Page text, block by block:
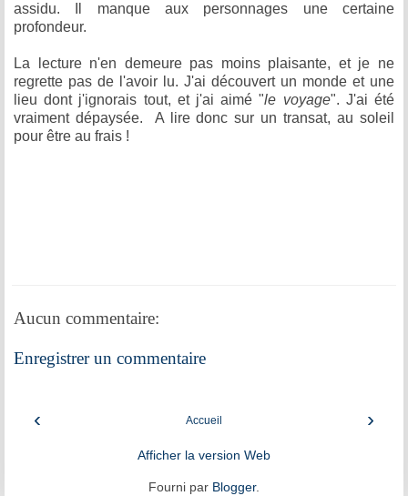
assidu. Il manque aux personnages une certaine
profondeur.
La lecture n'en demeure pas moins plaisante, et je ne
regrette pas de l'avoir lu. J'ai découvert un monde et une
lieu dont j'ignorais tout, et j'ai aimé "le voyage". J'ai été
vraiment dépaysée. A lire donc sur un transat, au soleil
pour être au frais !
Aucun commentaire:
Enregistrer un commentaire
‹ ›
Accueil
Afficher la version Web
Fourni par Blogger.